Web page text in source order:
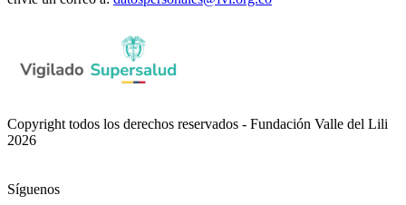
Copyright todos los derechos reservados - Fundación Valle del Lili
2026
Síguenos